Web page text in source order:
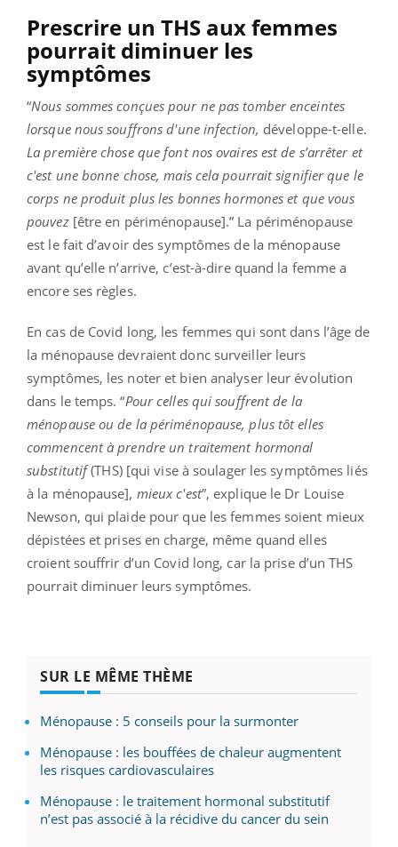
Prescrire un THS aux femmes
pourrait diminuer les
symptômes
“Nous sommes conçues pour ne pas tomber enceintes
lorsque nous souffrons d'une infection, développe-t-elle.
La première chose que font nos ovaires est de s’arrêter et
c'est une bonne chose, mais cela pourrait signifier que le
corps ne produit plus les bonnes hormones et que vous
pouvez[être en périménopause].” La périménopause
est le fait d’avoir des symptômes de la ménopause
avant qu’elle n’arrive, c’est-à-dire quand la femme a
encore ses règles.
En cas de Covid long, les femmes qui sont dans l’âge de
la ménopause devraient donc surveiller leurs
symptômes, les noter et bien analyser leur évolution
dans le temps. “Pour celles qui souffrent de la
ménopause ou de la périménopause, plus tôt elles
commencent à prendre un traitement hormonal
substitutif(THS) [qui vise à soulager les symptômes liés
à la ménopause], mieux c'est”, explique le Dr Louise
Newson, qui plaide pour que les femmes soient mieux
dépistées et prises en charge, même quand elles
croient souffrir d’un Covid long, car la prise d’un THS
pourrait diminuer leurs symptômes.
SUR LE MÊME THÈME
Ménopause : 5 conseils pour la surmonter
Ménopause : les bouffées de chaleur augmentent
les risques cardiovasculaires
Ménopause : le traitement hormonal substitutif
n’est pas associé à la récidive du cancer du sein